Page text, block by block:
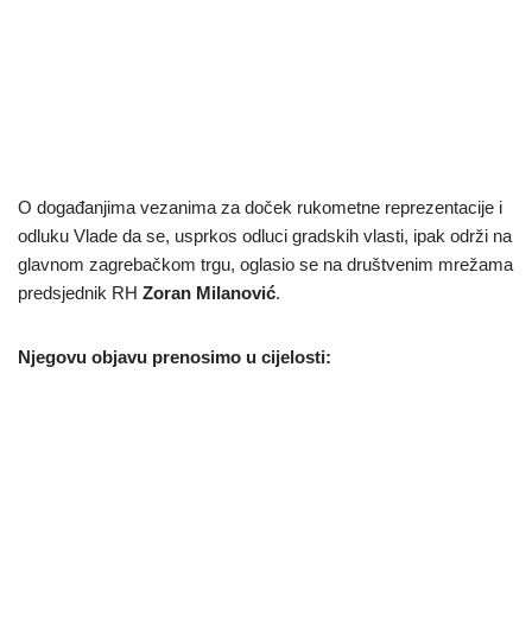
O događanjima vezanima za doček rukometne reprezentacije i
odluku Vlade da se, usprkos odluci gradskih vlasti, ipak održi na
glavnom zagrebačkom trgu, oglasio se na društvenim mrežama
predsjednik RH Zoran Milanović.
Njegovu objavu prenosimo u cijelosti: